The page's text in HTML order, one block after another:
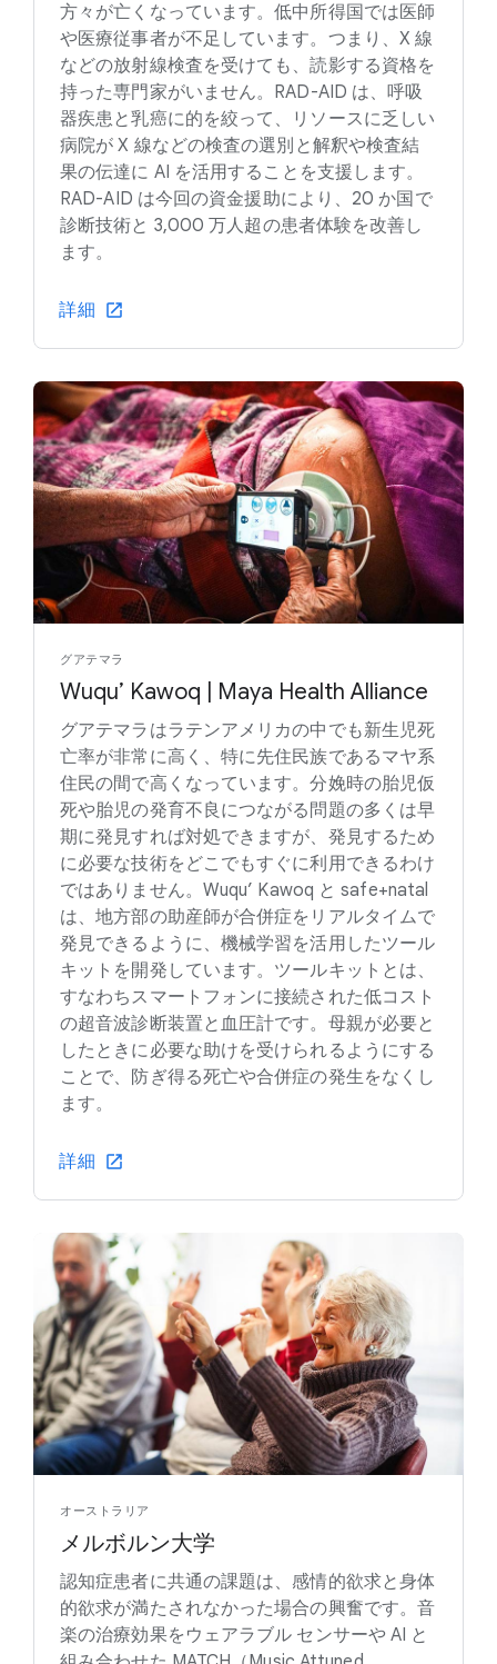
方々が亡くなっています。低中所得国では医師
や医療従事者が不足しています。つまり、X 線
などの放射線検査を受けても、読影する資格を
持った専門家がいません。RAD-AID は、呼吸
器疾患と乳癌に的を絞って、リソースに乏しい
病院が X 線などの検査の選別と解釈や検査結
果の伝達に AI を活用することを支援します。
RAD-AID は今回の資金援助により、20 か国で
診断技術と 3,000 万人超の患者体験を改善し
ます。
詳細
グアテマラ
Wuqu’ Kawoq | Maya Health Alliance
グアテマラはラテンアメリカの中でも新生児死
亡率が非常に高く、特に先住民族であるマヤ系
住民の間で高くなっています。分娩時の胎児仮
死や胎児の発育不良につながる問題の多くは早
期に発見すれば対処できますが、発見するため
に必要な技術をどこでもすぐに利用できるわけ
ではありません。Wuqu’ Kawoq と safe+natal
は、地方部の助産師が合併症をリアルタイムで
発見できるように、機械学習を活用したツール
キットを開発しています。ツールキットとは、
すなわちスマートフォンに接続された低コスト
の超音波診断装置と血圧計です。母親が必要と
したときに必要な助けを受けられるようにする
ことで、防ぎ得る死亡や合併症の発生をなくし
ます。
詳細
オーストラリア
メルボルン大学
認知症患者に共通の課題は、感情的欲求と身体
的欲求が満たされなかった場合の興奮です。音
楽の治療効果をウェアラブル センサーや AI と